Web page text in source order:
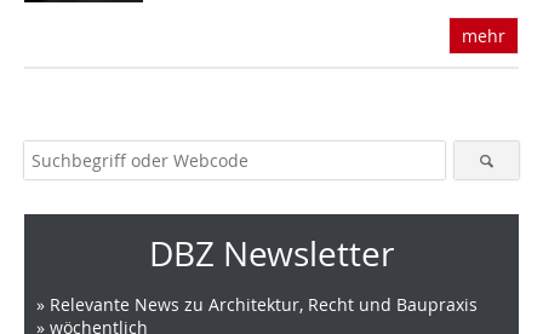
mehr
DBZ Newsletter
» Relevante News zu Architektur, Recht und Baupraxis
» wöchentlich